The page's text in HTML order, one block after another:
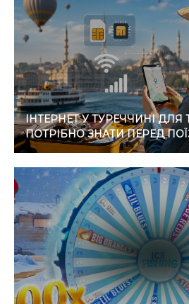
ІНТЕРНЕТ У ТУРЕЧЧИНІ ДЛЯ
ПОТРІБНО ЗНАТИ ПЕРЕД